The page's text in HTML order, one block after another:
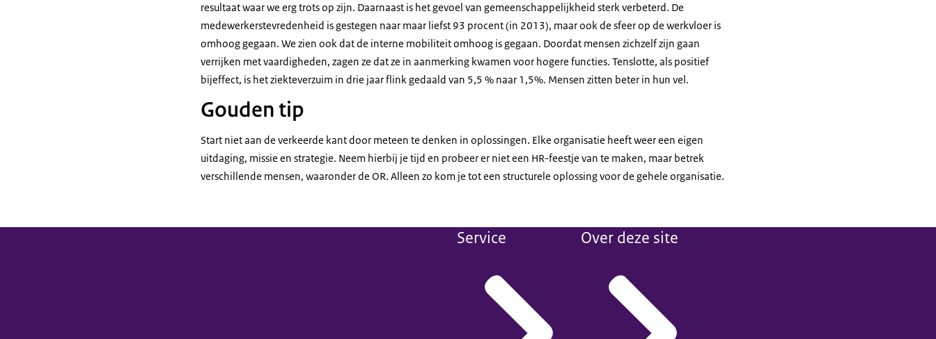
resultaat waar we erg trots op zijn. Daarnaast is het gevoel van gemeenschappelijkheid sterk verbeterd. De
medewerkerstevredenheid is gestegen naar maar liefst 93 procent (in 2013), maar ook de sfeer op de werkvloer is
omhoog gegaan. We zien ook dat de interne mobiliteit omhoog is gegaan. Doordat mensen zichzelf zijn gaan
verrijken met vaardigheden, zagen ze dat ze in aanmerking kwamen voor hogere functies. Tenslotte, als positief
bijeffect, is het ziekteverzuim in drie jaar flink gedaald van 5,5 % naar 1,5%. Mensen zitten beter in hun vel.
Gouden tip
Start niet aan de verkeerde kant door meteen te denken in oplossingen. Elke organisatie heeft weer een eigen
uitdaging, missie en strategie. Neem hierbij je tijd en probeer er niet een HR-feestje van te maken, maar betrek
verschillende mensen, waaronder de OR. Alleen zo kom je tot een structurele oplossing voor de gehele organisatie.
Service Over deze site